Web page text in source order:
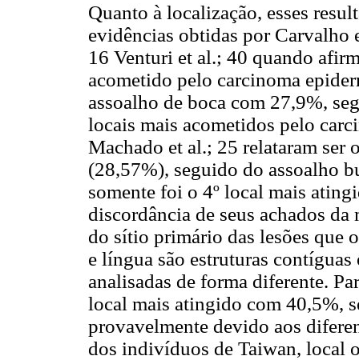
Quanto à localização, esses
evidências obtidas por Carvalho
16 Venturi et al.; 40 quando
acometido pelo carcinoma
assoalho de boca com 27,9%,
locais mais acometidos pelo
Machado et al.; 25 relataram ser
(28,57%), seguido do assoalho
somente foi o 4º local mais
discordância de seus achados
do sítio primário das lesões que
e língua são estruturas
analisadas de forma diferente.
local mais atingido com 40,5%,
provavelmente devido aos
dos indivíduos de Taiwan, local